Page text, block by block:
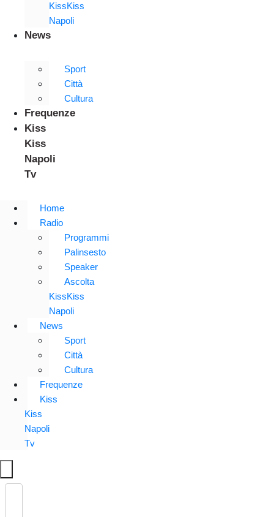
KissKiss
Napoli
News
Sport
Città
Cultura
Frequenze
Kiss
Kiss
Napoli
Tv
Home
Radio
Programmi
Palinsesto
Speaker
Ascolta
KissKiss
Napoli
News
Sport
Città
Cultura
Frequenze
Kiss
Kiss
Napoli
Tv